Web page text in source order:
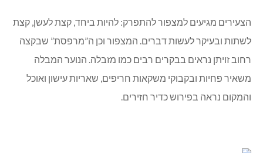
הצעירים מגיעים למצפור להתפרק: להיות ביחד, קצת לעשן, קצת
לשתות ובעיקר לעשות דברים. המצפור וכן ה”מרפסת” שבקצה
רחוב זויתן נראים בבקרים רבים כמו מזבלה. הנוער המבלה
משאיר פחיות ובקבוקי משקאות חריפים, שאריות עישון ואוכל
והמקום נראה בפירוש כדיר חזירים.